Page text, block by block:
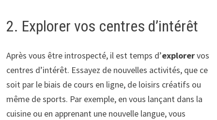
2. Explorer vos centres d’intérêt
Après vous être introspecté, il est temps d’explorervos
centres d’intérêt. Essayez de nouvelles activités, que ce
soit par le biais de cours en ligne, de loisirs créatifs ou
même de sports. Par exemple, en vous lançant dans la
cuisine ou en apprenant une nouvelle langue, vous